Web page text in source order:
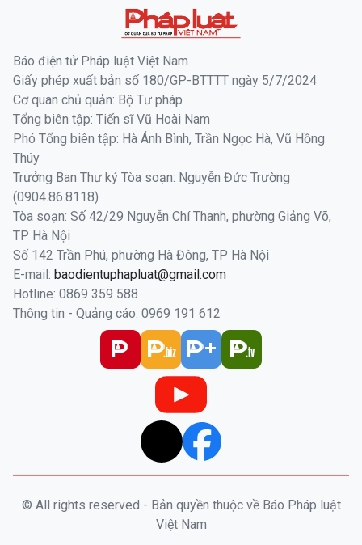
Báo điện tử Pháp luật Việt Nam
Giấy phép xuất bản số 180/GP-BTTTT ngày 5/7/2024
Cơ quan chủ quản: Bộ Tư pháp
Tổng biên tập: Tiến sĩ Vũ Hoài Nam
Phó Tổng biên tập: Hà Ánh Bình, Trần Ngọc Hà, Vũ Hồng
Thúy
Trưởng Ban Thư ký Tòa soạn: Nguyễn Đức Trường
(0904.86.8118)
Tòa soạn: Số 42/29 Nguyễn Chí Thanh, phường Giảng Võ,
TP Hà Nội
Số 142 Trần Phú, phường Hà Đông, TP Hà Nội
E-mail: baodientuphapluat@gmail.com
Hotline: 0869 359 588
Thông tin - Quảng cáo: 0969 191 612
© All rights reserved - Bản quyền thuộc về Báo Pháp luật
Việt Nam